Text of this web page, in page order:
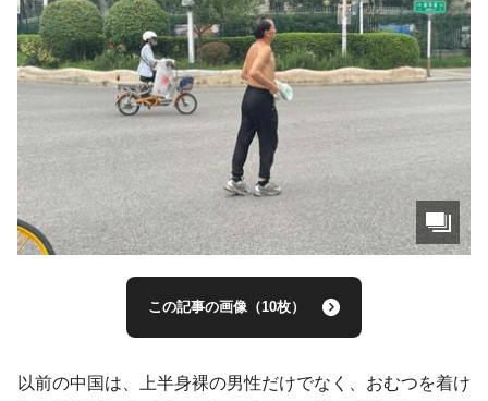
この記事の画像（10枚）
以前の中国は、上半身裸の男性だけでなく、おむつを着け